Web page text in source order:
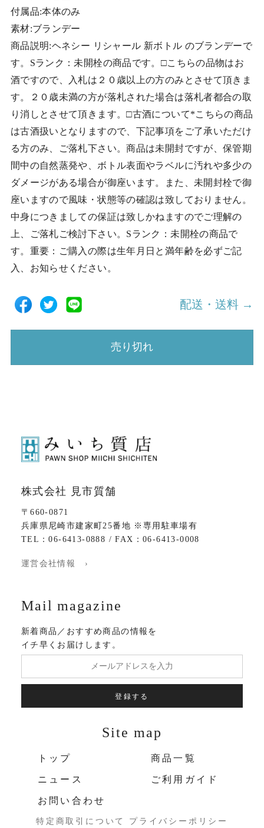
付属品:本体のみ
素材:ブランデー
商品説明:ヘネシー リシャール 新ボトル のブランデーで
す。Sランク：未開栓の商品です。□こちらの品物はお
酒ですので、入札は２０歳以上の方のみとさせて頂きま
す。２０歳未満の方が落札された場合は落札者都合の取
り消しとさせて頂きます。□古酒について*こちらの商品
は古酒扱いとなりますので、下記事項をご了承いただけ
る方のみ、ご落札下さい。商品は未開封ですが、保管期
間中の自然蒸発や、ボトル表面やラベルに汚れや多少の
ダメージがある場合が御座います。また、未開封栓で御
座いますので風味・状態等の確認は致しておりません。
中身につきましての保証は致しかねますのでご理解の
上、ご落札ご検討下さい。Sランク：未開栓の商品で
す。重要：ご購入の際は生年月日と満年齢を必ずご記
入、お知らせください。
配送・送料 →
売り切れ
株式会社 見市質舗
〒660-0871
兵庫県尼崎市建家町25番地 ※専用駐車場有
TEL：06-6413-0888 / FAX：06-6413-0008
運営会社情報 ›
Mail magazine
新着商品／おすすめ商品の情報を
イチ早くお届けします。
登録する
Site map
トップ 商品一覧
ニュース ご利用ガイド
お問い合わせ
特定商取引について プライバシーポリシー